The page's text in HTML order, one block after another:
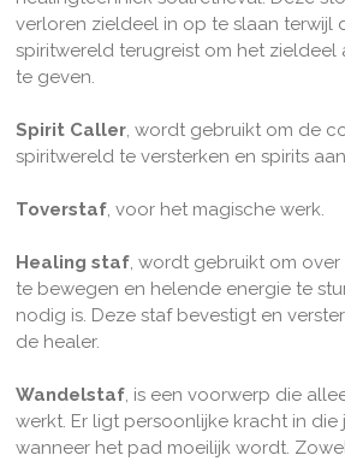
verloren zieldeel in op te slaan terwijl
spiritwereld terugreist om het zieldeel
te geven.
Spirit Caller, wordt gebruikt om de
spiritwereld te versterken en spirits
Toverstaf, voor het magische werk.
Healing staf, wordt gebruikt om
te bewegen en helende energie te
nodig is. Deze staf bevestigt en
de healer.
Wandelstaf, is een voorwerp die
werkt. Er ligt persoonlijke kracht in
wanneer het pad moeilijk wordt.